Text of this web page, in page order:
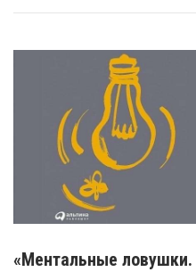
«Ментальные ловушки.